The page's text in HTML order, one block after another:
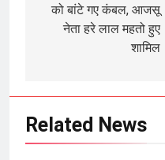
को बांटे गए कंबल, आजसू
नेता हरे लाल महतो हुए
शामिल
Related News